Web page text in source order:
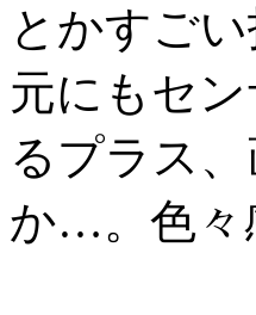
とかすご
元にもセ
るプラス
か…。色々